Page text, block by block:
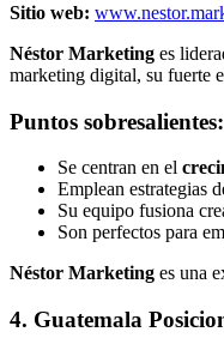
Sitio web:
Néstor Marketing es
marketing digital, su fuerte
Puntos sobresalientes:
Se centran en el
Emplean estrategias
Su equipo fusiona
Son perfectos para
Néstor Marketing es una
4. Guatemala